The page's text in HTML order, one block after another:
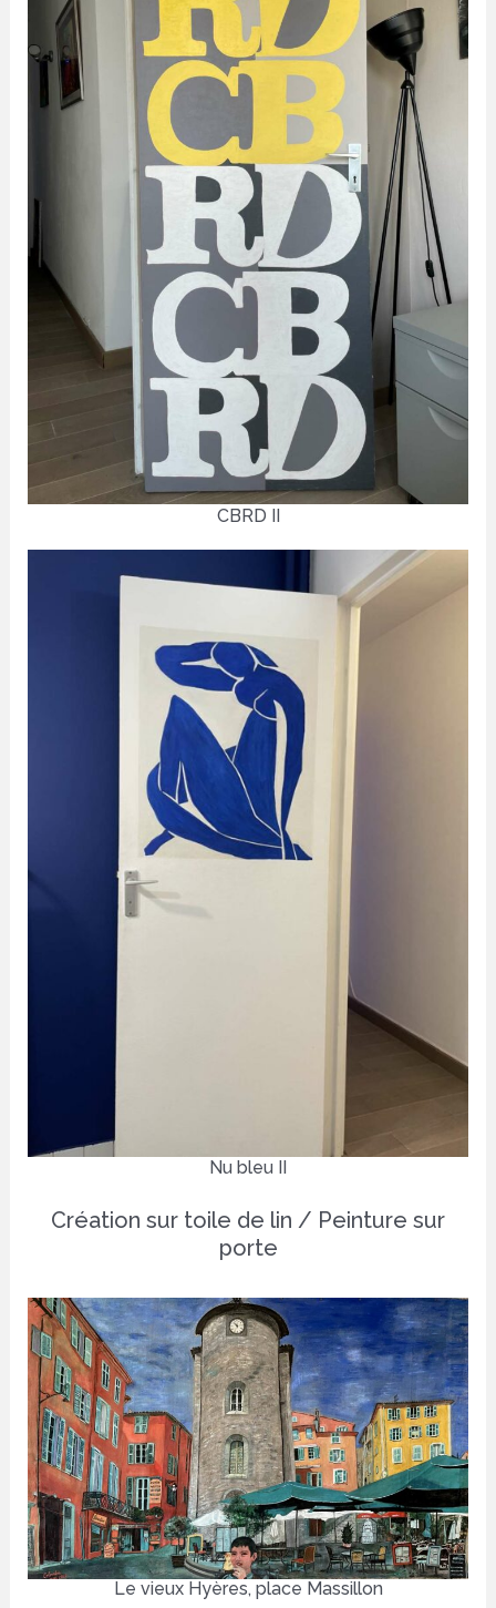
CBRD II
Nu bleu II
Création sur toile de lin / Peinture sur
porte
Le vieux Hyères, place Massillon